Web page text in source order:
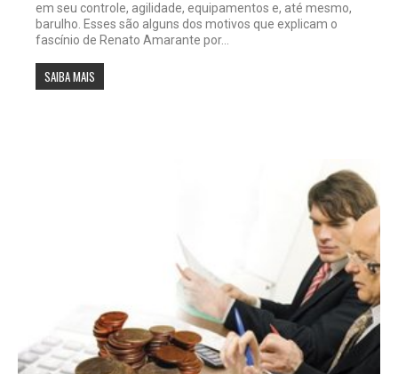
em seu con­trole, agilidade, equipamentos e, até mesmo,
barulho. Esses são alguns dos motivos que explicam o
fascínio de Renato Amarante por...
SAIBA MAIS